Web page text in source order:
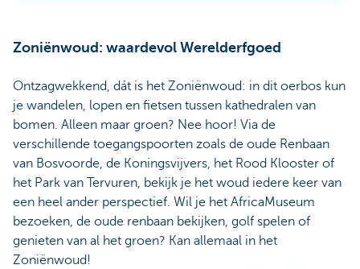
Zoniënwoud: waardevol Werelderfgoed
Ontzagwekkend, dát is het Zoniënwoud: in dit oerbos kun
je wandelen, lopen en fietsen tussen kathedralen van
bomen. Alleen maar groen? Nee hoor! Via de
verschillende toegangspoorten zoals de oude Renbaan
van Bosvoorde, de Koningsvijvers, het Rood Klooster of
het Park van Tervuren, bekijk je het woud iedere keer van
een heel ander perspectief. Wil je het AfricaMuseum
bezoeken, de oude renbaan bekijken, golf spelen of
genieten van al het groen? Kan allemaal in het
Zoniënwoud!